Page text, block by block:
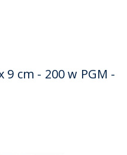
9 cm - 200 w PGM -